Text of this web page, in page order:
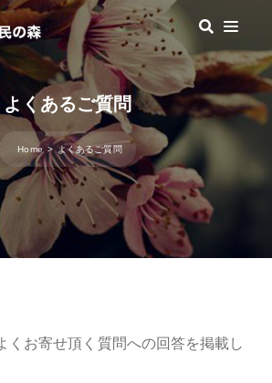
よくあるご質問
Home よくあるご質問
くお寄せ頂く質問への回答を掲載し